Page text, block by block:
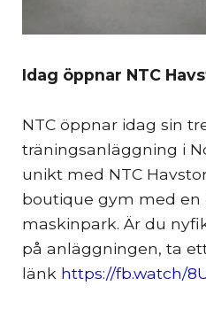
Idag öppnar NTC
NTC öppnar idag sin
träningsanläggning i
unikt med NTC
boutique gym med
maskinpark. Är du
på anläggningen, ta
länk https://fb.watch/